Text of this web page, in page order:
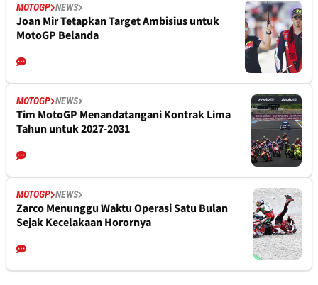
MOTOGP NEWS
Joan Mir Tetapkan Target Ambisius untuk
MotoGP Belanda
MOTOGP NEWS
Tim MotoGP Menandatangani Kontrak Lima
Tahun untuk 2027-2031
MOTOGP NEWS
Zarco Menunggu Waktu Operasi Satu Bulan
Sejak Kecelakaan Horornya